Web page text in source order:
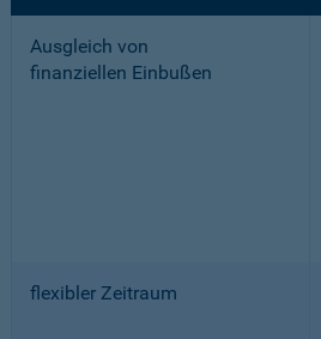
Ausgleich von
finanziellen Einbußen
flexibler Zeitraum